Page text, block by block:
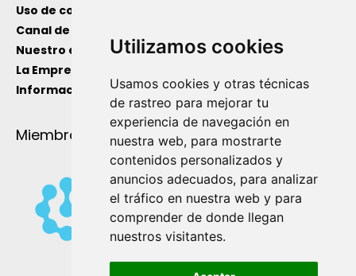
Utilizamos cookies
Usamos cookies y otras técnicas
de rastreo para mejorar tu
experiencia de navegación en
nuestra web, para mostrarte
contenidos personalizados y
anuncios adecuados, para analizar
el tráfico en nuestra web y para
comprender de donde llegan
nuestros visitantes.
Uso de cookies
Canal de información interno
Nuestro equipo
La Empresa
Información de Utilidad
Miembro de